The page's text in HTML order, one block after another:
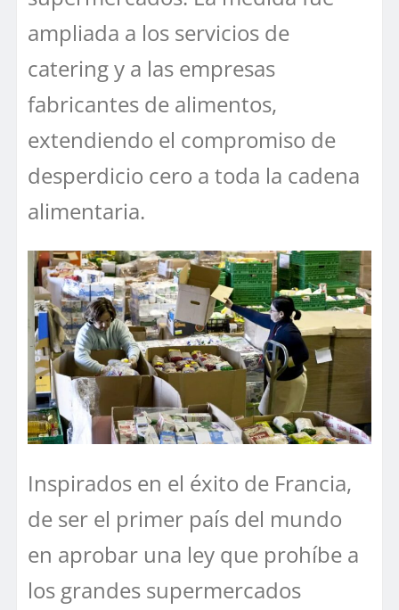
ampliada a los servicios de
catering y a las empresas
fabricantes de alimentos,
extendiendo el compromiso de
desperdicio cero a toda la cadena
alimentaria.
Inspirados en el éxito de Francia,
de ser el primer país del mundo
en aprobar una ley que prohíbe a
los grandes supermercados